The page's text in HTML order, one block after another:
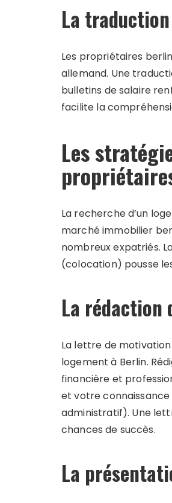
La
Les propriétaires
allemand. Une
bulletins de salaire
facilite la
Les
La recherche d’un
marché immobilier
nombreux expatriés.
(colocation) pousse
La rédaction
La lettre de
logement à Berlin.
financière et
et votre
administratif). Une
chances de succès.
La